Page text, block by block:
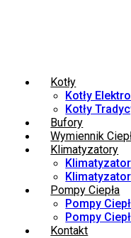
Kotły
Kotły
Kotły
Bufory
Wymiennik
Klimatyzatory
Pompy Ciepła
Pompy
Pompy
Kontakt